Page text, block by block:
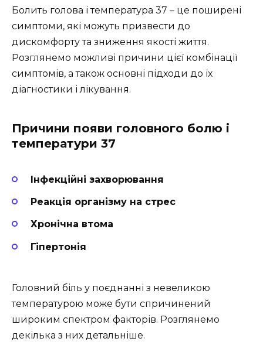
Болить голова і температура 37 – це поширені
симптоми, які можуть призвести до
дискомфорту та зниження якості життя.
Розглянемо можливі причини цієї комбінації
симптомів, а також основні підходи до їх
діагностики і лікування.
Причини появи головного болю і
температури 37
Інфекційні захворювання
Реакція організму на стрес
Хронічна втома
Гіпертонія
Головний біль у поєднанні з невеликою
температурою може бути спричинений
широким спектром факторів. Розглянемо
декілька з них детальніше.